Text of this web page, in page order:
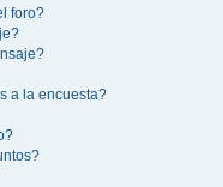
foro?
a la encuesta?